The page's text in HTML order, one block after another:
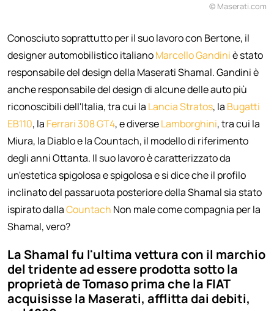
© Maserati.com
Conosciuto soprattutto per il suo lavoro con Bertone, il
designer automobilistico italianoMarcello Gandiniè stato
responsabile del design della Maserati Shamal. Gandini è
anche responsabile del design di alcune delle auto più
riconoscibili dell'Italia, tra cui la Lancia Stratos, la Bugatti
EB110, la Ferrari 308 GT4, e diverseLamborghini, tra cui la
Miura, la Diablo e la Countach, il modello di riferimento
degli anni Ottanta. Il suo lavoro è caratterizzato da
un'estetica spigolosa e spigolosa e si dice che il profilo
inclinato del passaruota posteriore della Shamal sia stato
ispirato dallaCountach Non male come compagnia per la
Shamal, vero?
La Shamal fu l'ultima vettura con il marchio
del tridente ad essere prodotta sotto la
proprietà de Tomaso prima che la FIAT
acquisisse la Maserati, afflitta dai debiti,